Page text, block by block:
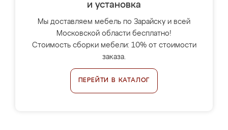
и установка
Мы доставляем мебель по Зарайску и всей
Московской области бесплатно!
Стоимость сборки мебели: 10% от стоимости
заказа.
ПЕРЕЙТИ В КАТАЛОГ